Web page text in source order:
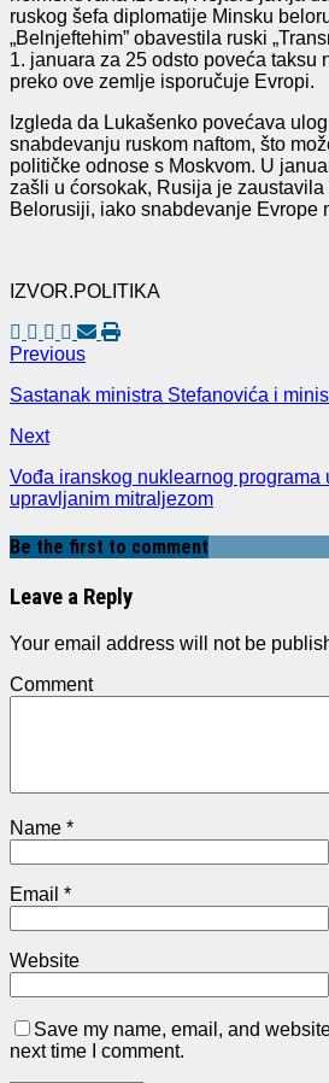
ruskog šefa diplomatije Minsku
„Belnjeftehim” obavestila ruski
1. januara za 25 odsto poveća taksu
preko ove zemlje isporučuje Evropi.
Izgleda da Lukašenko povećava
snabdevanju ruskom naftom, što
političke odnose s Moskvom. U
zašli u ćorsokak, Rusija je zaustavila
Belorusiji, iako snabdevanje Evrope
IZVOR.POLITIKA
Previous
Sastanak ministra Stefanovića i
Next
Vođa iranskog nuklearnog programa
upravljanim mitraljezom
Be the first to comment
Leave a Reply
Your email address will not be
Comment
Name *
Email *
Website
Save my name, email, and
next time I comment.